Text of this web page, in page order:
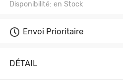
Disponibilité: en Stock
Envoi Prioritaire
DÉTAIL